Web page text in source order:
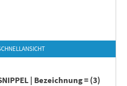
| Bezeichnung = (3)